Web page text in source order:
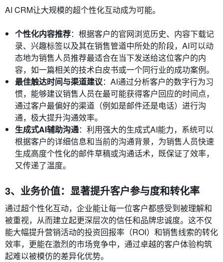
AI CRM让大规模的超个性化互动成为可能。
个性化内容推荐：根据客户的官网浏览历史、内容下载记
录、兴趣标签以及其在销售管道中所处的阶段，AI可以动
态地为销售人员推荐最适合在当下发送给这位客户的内
容，如一篇相关的技术白皮书或一个同行业的成功案例。
最佳触达时间与渠道建议：AI通过分析客户的数字行为习
惯，能够建议销售人员在最可能获得客户回应的时间点，
通过客户最偏好的渠道（例如是邮件还是电话）进行沟
通，极大提升沟通效率。
生成式AI辅助沟通：利用强大的生成式AI能力，系统可以
根据客户的详细信息和当前的沟通背景，为销售人员快速
生成高度个性化的邮件草稿或沟通话术，既保证了效率，
又传递了温度。
3、业务价值：显著提升客户参与度和转化率
通过超个性化互动，企业能让每一位客户都感受到被理解和
被重视，从而建立起更深层次的信任和品牌忠诚度。这不仅
能大幅提升营销活动的投资回报率（ROI）和销售线索的转化
效率，更能在激烈的市场竞争中，通过卓越的客户体验构筑
起难以被模仿的差异化优势。